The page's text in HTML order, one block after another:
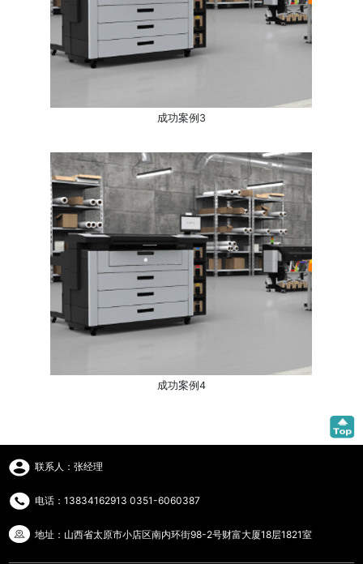
成功案例3
成功案例4
联系人：张经理
电话：13834162913 0351-6060387
地址：山西省太原市小店区南内环街98-2号财富大厦18层1821室